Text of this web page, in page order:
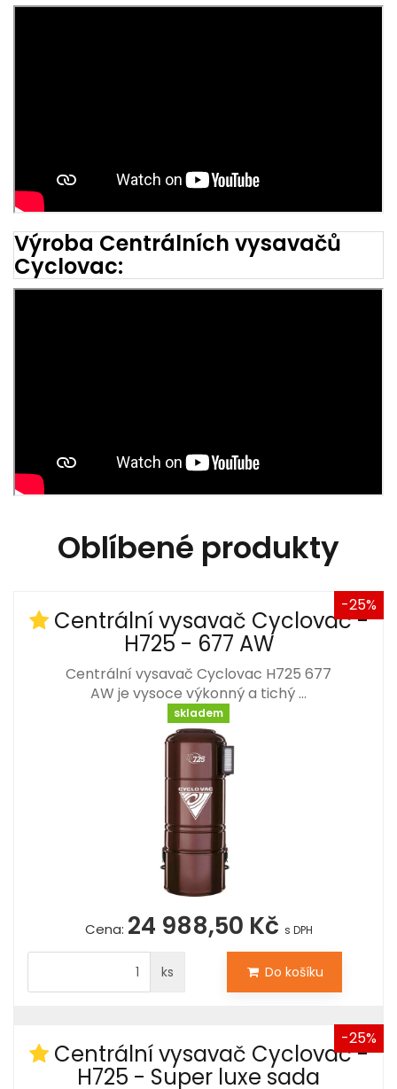
Výroba Centrálních vysavačů
Cyclovac:
Oblíbené produkty
-25%
Centrální vysavač Cyclovac -
H725 - 677 AW
Centrální vysavač Cyclovac H725 677
AW je vysoce výkonný a tichý …
skladem
Cena: 24 988,50 Kč s DPH
ks Do košíku
-25%
Centrální vysavač Cyclovac -
H725 - Super luxe sada